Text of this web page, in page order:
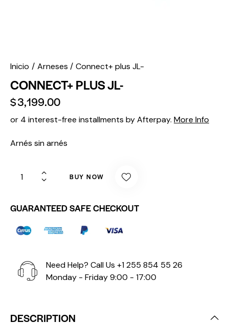
Inicio Arneses Connect+ plus JL-
CONNECT+ PLUS JL-
$3,199.00
or 4 interest-free installments by Afterpay. More Info
Arnés sin arnés
BUY NOW
GUARANTEED SAFE CHECKOUT
Need Help? Call Us +1 255 854 55 26
Monday - Friday 9:00 - 17:00
DESCRIPTION